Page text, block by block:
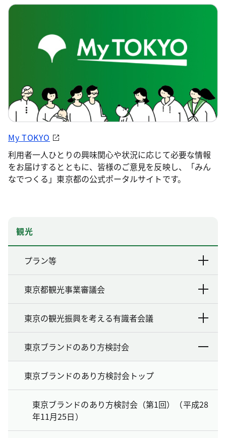
My TOKYO
利用者一人ひとりの興味関心や状況に応じて必要な情報
をお届けするとともに、皆様のご意見を反映し、「みん
なでつくる」東京都の公式ポータルサイトです。
観光
プラン等
東京都観光事業審議会
東京の観光振興を考える有識者会議
東京ブランドのあり方検討会
東京ブランドのあり方検討会トップ
東京ブランドのあり方検討会（第1回）（平成28
年11月25日）